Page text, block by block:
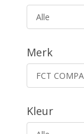
Alle
Merk
FCT
Kleur